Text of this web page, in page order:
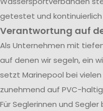
getestet und
Verantwortung auf
Als Unternehmen mit
auf denen wir segeln, ein
setzt Marinepool bei
zunehmend auf PVC-
Für Seglerinnen und